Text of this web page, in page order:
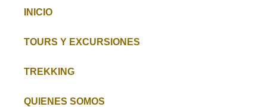
INICIO
TOURS Y EXCURSIONES
TREKKING
QUIENES SOMOS